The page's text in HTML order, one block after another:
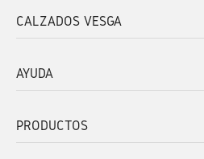
CALZADOS VESGA
AYUDA
PRODUCTOS